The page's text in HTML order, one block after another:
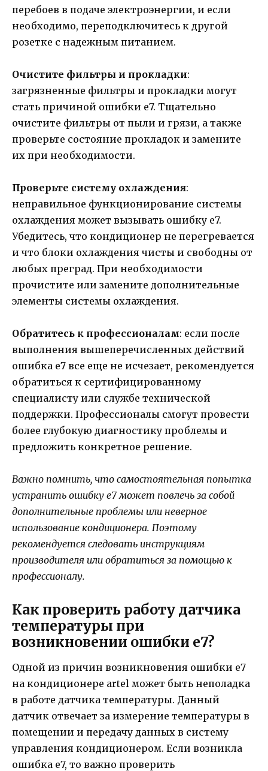
перебоев в подаче электроэнергии, и если
необходимо, переподключитесь к другой
розетке с надежным питанием.
Очистите фильтры и прокладки:
загрязненные фильтры и прокладки могут
стать причиной ошибки е7. Тщательно
очистите фильтры от пыли и грязи, а также
проверьте состояние прокладок и замените
их при необходимости.
Проверьте систему охлаждения:
неправильное функционирование системы
охлаждения может вызывать ошибку е7.
Убедитесь, что кондиционер не перегревается
и что блоки охлаждения чисты и свободны от
любых преград. При необходимости
прочистите или замените дополнительные
элементы системы охлаждения.
Обратитесь к профессионалам: если после
выполнения вышеперечисленных действий
ошибка е7 все еще не исчезает, рекомендуется
обратиться к сертифицированному
специалисту или службе технической
поддержки. Профессионалы смогут провести
более глубокую диагностику проблемы и
предложить конкретное решение.
Важно помнить, что самостоятельная попытка
устранить ошибку е7 может повлечь за собой
дополнительные проблемы или неверное
использование кондиционера. Поэтому
рекомендуется следовать инструкциям
производителя или обратиться за помощью к
профессионалу.
Как проверить работу датчика
температуры при
возникновении ошибки е7?
Одной из причин возникновения ошибки е7
на кондиционере artel может быть неполадка
в работе датчика температуры. Данный
датчик отвечает за измерение температуры в
помещении и передачу данных в систему
управления кондиционером. Если возникла
ошибка е7, то важно проверить